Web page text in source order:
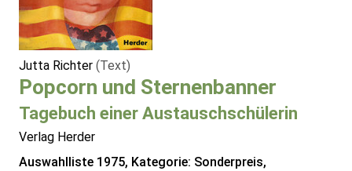
Jutta Richter (Text)
Popcorn und Sternenbanner
Tagebuch einer Austauschschülerin
Verlag Herder
Auswahlliste 1975, Kategorie: Sonderpreis,